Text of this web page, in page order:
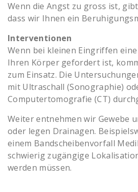
Wenn die Angst zu gross ist,
dass wir Ihnen ein
Interventionen
Wenn bei kleinen Eingriffen
Ihren Körper gefordert ist,
zum Einsatz. Die
mit Ultraschall (Sonographie)
Computertomografie (CT)
Weiter entnehmen wir Gewebe
oder legen Drainagen.
einem Bandscheibenvorfall
schwierig zugängige
werden müssen.